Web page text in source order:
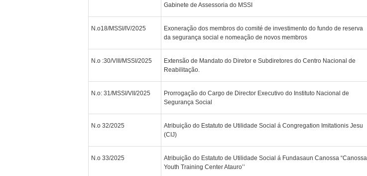
Gabinete de Assessoria do MSSI
N.o18/MSSI/IV/2025
Exoneração dos membros do comité de investimento do fundo de reserva
da segurança social e nomeação de novos membros
N.o :30/VIII/MSSI/2025
Extensão de Mandato do Diretor e Subdiretores do Centro Nacional de
Reabilitação.
N.o: 31/MSSI/VII/2025
Prorrogação do Cargo de Director Executivo do Instituto Nacional de
Segurança Social
N.o 32/2025
Atribuição do Estatuto de Utilidade Social á Congregation Imitationis Jesu
(CIJ)
N.o 33/2025
Atribuição do Estatuto de Utilidade Social á Fundasaun Canossa “Canossa
Youth Training Center Atauro’’